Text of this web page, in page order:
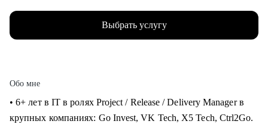
Выбрать услугу
Обо мне
• 6+ лет в IT в ролях Project / Release / Delivery Manager в
крупных компаниях: Go Invest, VK Tech, X5 Tech, Ctrl2Go.